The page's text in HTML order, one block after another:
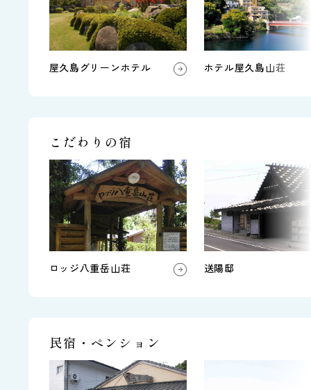
屋久島グリーンホテル ホテル屋久島山荘
こだわりの宿
ロッジ八重岳山荘 送陽邸
民宿・ペンション